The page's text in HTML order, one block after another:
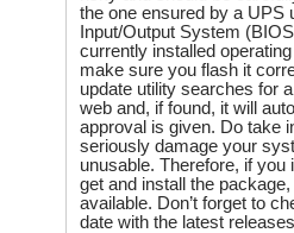
the one ensured by a UPS
Input/Output System
currently installed
make sure you flash it
update utility searches for
web and, if found, it will
approval is given. Do take
seriously damage your
unusable. Therefore, if
get and install the
available. Don’t forget to
date with the latest